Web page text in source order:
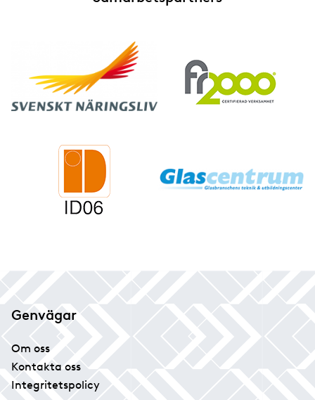
Genvägar
Om oss
Kontakta oss
Integritetspolicy